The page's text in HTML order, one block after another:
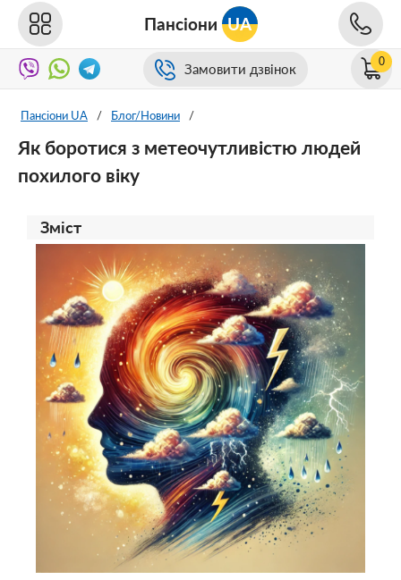
Пансіони UA
Замовити дзвінок 0
Пансіони UA / Блог/Новини /
Як боротися з метеочутливістю людей
похилого віку
Зміст